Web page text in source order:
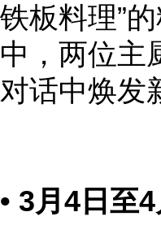
铁板料理”
中，两位主
对话中焕发
• 3月4日至4